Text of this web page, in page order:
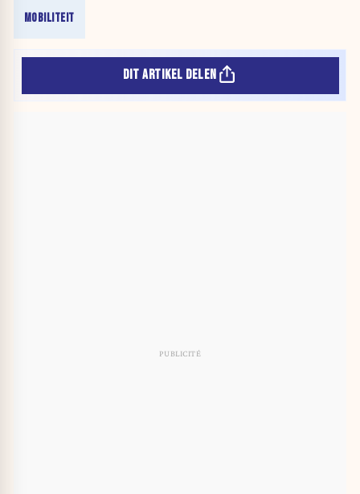
MOBILITEIT
DIT ARTIKEL DELEN